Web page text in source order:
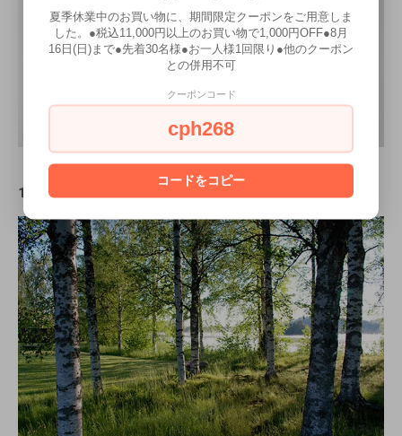
1年に約5000本の植栽活動
夏季休業中のお買い物に、期間限定クーポンをご用意しま
した。●税込11,000円以上のお買い物で1,000円OFF●8月
16日(日)まで●先着30名様●お一人様1回限り●他のクーポン
との併用不可
クーポンコード
cph268
コードをコピー